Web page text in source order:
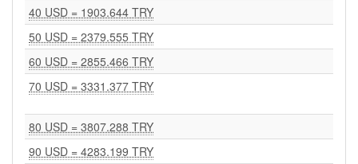
40 USD = 1903.644 TRY
50 USD = 2379.555 TRY
60 USD = 2855.466 TRY
70 USD = 3331.377 TRY
80 USD = 3807.288 TRY
90 USD = 4283.199 TRY